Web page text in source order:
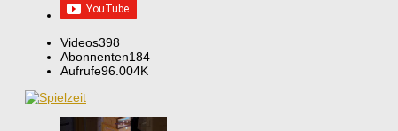
Videos398
Abonnenten184
Aufrufe96.004K